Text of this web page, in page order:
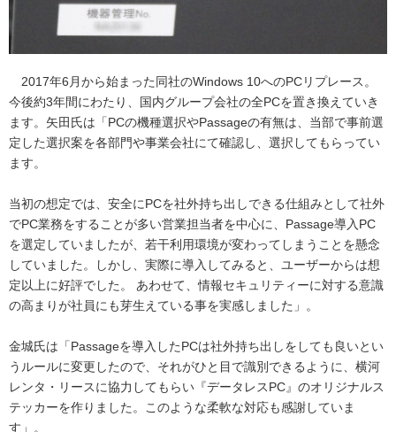
2017年6月から始まった同社のWindows 10へのPCリプレース。
今後約3年間にわたり、国内グループ会社の全PCを置き換えていき
ます。矢田氏は「PCの機種選択やPassageの有無は、当部で事前選
定した選択案を各部門や事業会社にて確認し、選択してもらってい
ます。
当初の想定では、安全にPCを社外持ち出しできる仕組みとして社外
でPC業務をすることが多い営業担当者を中心に、Passage導入PC
を選定していましたが、若干利用環境が変わってしまうことを懸念
していました。しかし、実際に導入してみると、ユーザーからは想
定以上に好評でした。 あわせて、情報セキュリティーに対する意識
の高まりが社員にも芽生えている事を実感しました」。
金城氏は「Passageを導入したPCは社外持ち出しをしても良いとい
うルールに変更したので、それがひと目で識別できるように、横河
レンタ・リースに協力してもらい『データレスPC』のオリジナルス
テッカーを作りました。このような柔軟な対応も感謝していま
す」。